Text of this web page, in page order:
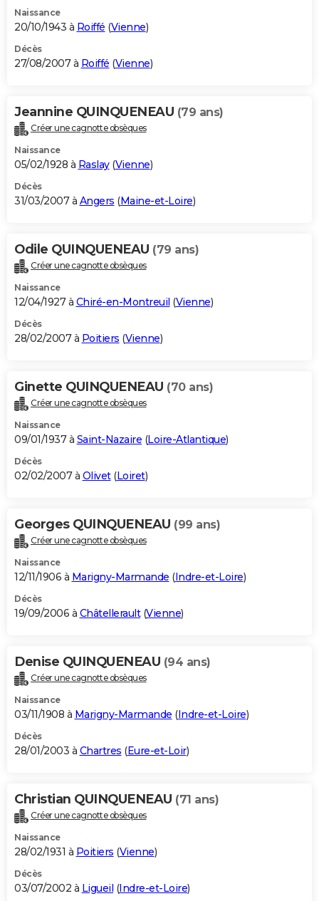
Naissance
20/10/1943 à Roiffé (Vienne)
Décès
27/08/2007 à Roiffé (Vienne)
Jeannine QUINQUENEAU (79 ans)
Créer une cagnotte obsèques
Naissance
05/02/1928 à Raslay(Vienne)
Décès
31/03/2007 à Angers (Maine-et-Loire)
Odile QUINQUENEAU (79 ans)
Créer une cagnotte obsèques
Naissance
12/04/1927 à Chiré-en-Montreuil (Vienne)
Décès
28/02/2007 à Poitiers (Vienne)
Ginette QUINQUENEAU (70 ans)
Créer une cagnotte obsèques
Naissance
09/01/1937 à Saint-Nazaire (Loire-Atlantique)
Décès
02/02/2007 à Olivet(Loiret)
Georges QUINQUENEAU (99 ans)
Créer une cagnotte obsèques
Naissance
12/11/1906 à Marigny-Marmande (Indre-et-Loire)
Décès
19/09/2006 à Châtellerault(Vienne)
Denise QUINQUENEAU (94 ans)
Créer une cagnotte obsèques
Naissance
03/11/1908 à Marigny-Marmande (Indre-et-Loire)
Décès
28/01/2003 à Chartres (Eure-et-Loir)
Christian QUINQUENEAU (71 ans)
Créer une cagnotte obsèques
Naissance
28/02/1931 à Poitiers (Vienne)
Décès
03/07/2002 à Ligueil (Indre-et-Loire)